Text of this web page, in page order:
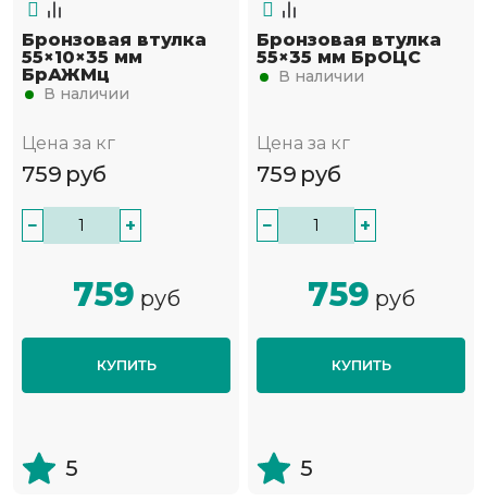
Бронзовая втулка
55×10×35 мм
БрАЖМц
В наличии
Цена за кг
759 руб
− +
759 руб
КУПИТЬ
5
Бронзовая втулка
55×35 мм БрОЦС
В наличии
Цена за кг
759 руб
− +
759 руб
КУПИТЬ
5